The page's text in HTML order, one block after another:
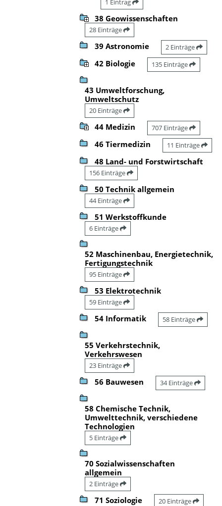
1 Eintrag
38 Geowissenschaften
28 Einträge
39 Astronomie 2 Einträge
42 Biologie 135 Einträge
43 Umweltforschung,
Umweltschutz
20 Einträge
44 Medizin 707 Einträge
46 Tiermedizin 11 Einträge
48 Land- und Forstwirtschaft
156 Einträge
50 Technik allgemein
44 Einträge
51 Werkstoffkunde
6 Einträge
52 Maschinenbau, Energietechnik,
Fertigungstechnik
95 Einträge
53 Elektrotechnik
59 Einträge
54 Informatik 58 Einträge
55 Verkehrstechnik,
Verkehrswesen
23 Einträge
56 Bauwesen 34 Einträge
58 Chemische Technik,
Umwelttechnik, verschiedene
Technologien
5 Einträge
70 Sozialwissenschaften
allgemein
2 Einträge
71 Soziologie 20 Einträge